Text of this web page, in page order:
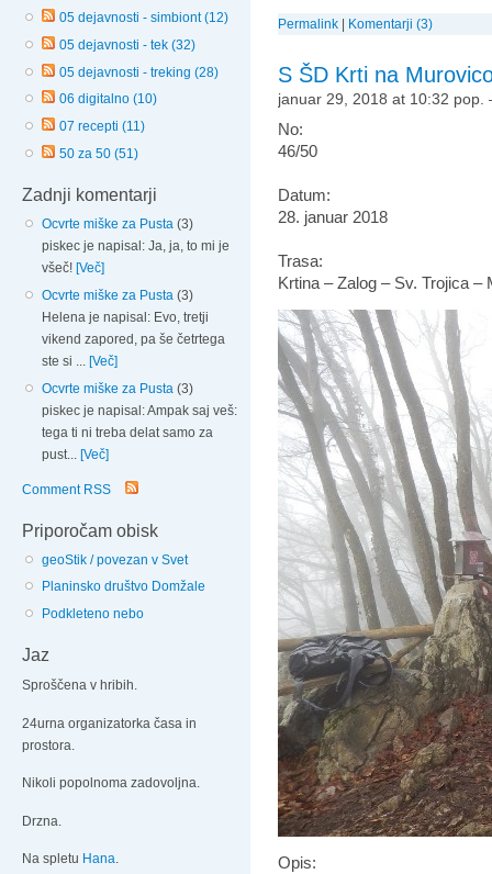
05 dejavnosti - simbiont (12)
05 dejavnosti - tek (32)
05 dejavnosti - treking (28)
06 digitalno (10)
07 recepti (11)
50 za 50 (51)
Zadnji komentarji
Ocvrte miške za Pusta (3)
piskec je napisal: Ja, ja, to mi je
všeč! [Več]
Ocvrte miške za Pusta (3)
Helena je napisal: Evo, tretji
vikend zapored, pa še četrtega
ste si ... [Več]
Ocvrte miške za Pusta (3)
piskec je napisal: Ampak saj veš:
tega ti ni treba delat samo za
pust... [Več]
Comment RSS
Priporočam obisk
geoStik / povezan v Svet
Planinsko društvo Domžale
Podkleteno nebo
Jaz
Sproščena v hribih.
24urna organizatorka časa in
prostora.
Nikoli popolnoma zadovoljna.
Drzna.
Na spletu Hana.
Permalink Komentarji (3)
S ŠD Krti na
januar 29, 2018 at 10:32 pop.
No:
46/50
Datum:
28. januar 2018
Trasa:
Krtina – Zalog – Sv. Trojica –
Opis: